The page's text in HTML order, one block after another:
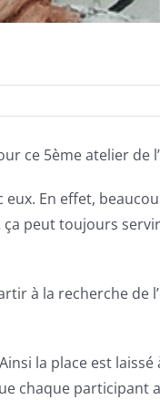
ce 5ème atelier de
En effet,
peut toujours
à la recherche
la place est
chaque